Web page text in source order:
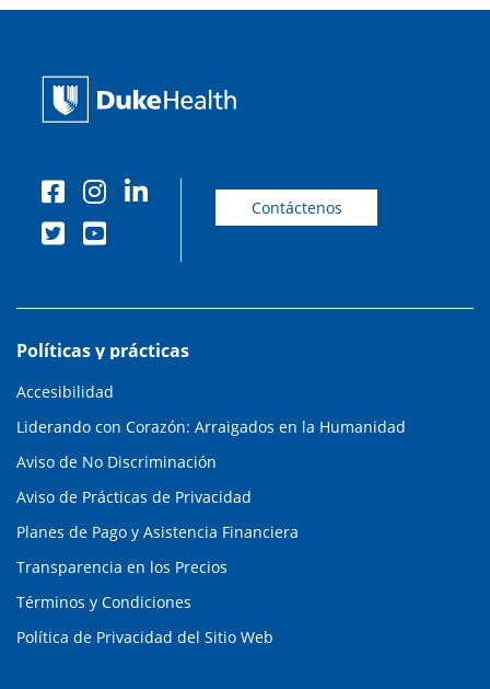
Contáctenos
Políticas y prácticas
Accesibilidad
Liderando con Corazón: Arraigados en la Humanidad
Aviso de No Discriminación
Aviso de Prácticas de Privacidad
Planes de Pago y Asistencia Financiera
Transparencia en los Precios
Términos y Condiciones
Política de Privacidad del Sitio Web